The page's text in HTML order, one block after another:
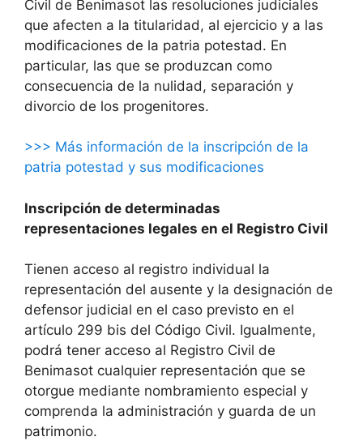
Civil de Benimasot las resoluciones judiciales
que afecten a la titularidad, al ejercicio y a las
modificaciones de la patria potestad. En
particular, las que se produzcan como
consecuencia de la nulidad, separación y
divorcio de los progenitores.
>>> Más información de la inscripción de la
patria potestad y sus modificaciones
Inscripción de determinadas
representaciones legales en el Registro Civil
Tienen acceso al registro individual la
representación del ausente y la designación de
defensor judicial en el caso previsto en el
artículo 299 bis del Código Civil. Igualmente,
podrá tener acceso al Registro Civil de
Benimasot cualquier representación que se
otorgue mediante nombramiento especial y
comprenda la administración y guarda de un
patrimonio.